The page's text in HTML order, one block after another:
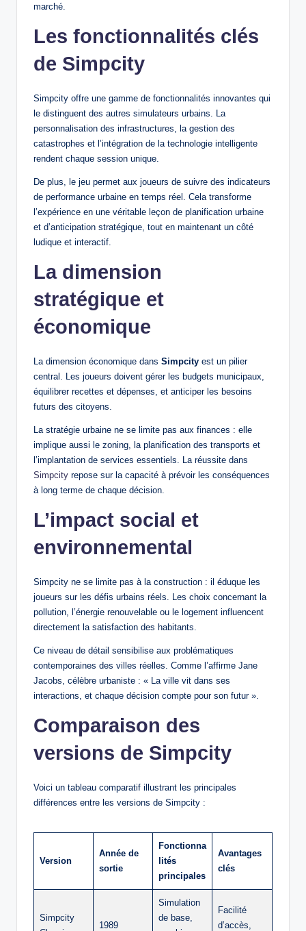
marché.
Les fonctionnalités clés
de Simpcity
Simpcity offre une gamme de fonctionnalités innovantes qui
le distinguent des autres simulateurs urbains. La
personnalisation des infrastructures, la gestion des
catastrophes et l’intégration de la technologie intelligente
rendent chaque session unique.
De plus, le jeu permet aux joueurs de suivre des indicateurs
de performance urbaine en temps réel. Cela transforme
l’expérience en une véritable leçon de planification urbaine
et d’anticipation stratégique, tout en maintenant un côté
ludique et interactif.
La dimension
stratégique et
économique
La dimension économique dans Simpcity est un pilier
central. Les joueurs doivent gérer les budgets municipaux,
équilibrer recettes et dépenses, et anticiper les besoins
futurs des citoyens.
La stratégie urbaine ne se limite pas aux finances : elle
implique aussi le zoning, la planification des transports et
l’implantation de services essentiels. La réussite dans
Simpcity repose sur la capacité à prévoir les conséquences
à long terme de chaque décision.
L’impact social et
environnemental
Simpcity ne se limite pas à la construction : il éduque les
joueurs sur les défis urbains réels. Les choix concernant la
pollution, l’énergie renouvelable ou le logement influencent
directement la satisfaction des habitants.
Ce niveau de détail sensibilise aux problématiques
contemporaines des villes réelles. Comme l’affirme Jane
Jacobs, célèbre urbaniste : « La ville vit dans ses
interactions, et chaque décision compte pour son futur ».
Comparaison des
versions de Simpcity
Voici un tableau comparatif illustrant les principales
différences entre les versions de Simpcity :
Version
Année de
sortie
Fonctionna
lités
principales
Avantages
clés
Simpcity
1989
Simulation
de base,
Facilité
d’accès,